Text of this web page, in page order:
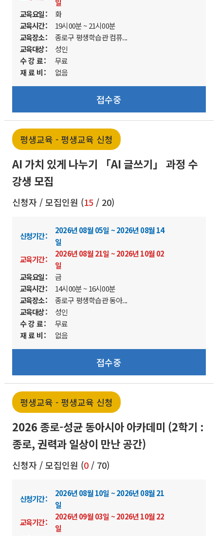
일
교육요일 :
화
교육시간 :
19시00분 ~ 21시00분
교육장소 :
종로구 평생학습관 컴퓨...
교육대상 :
성인
수 강 료 :
무료
재 료 비 :
없음
접수중
평생교육 - 평생교육 신청
AI 가치 있게 나누기 「AI 글쓰기」 과정 수
강생 모집
신청자 / 모집인원 (15 / 20)
신청기간 :
2026년 08월 05일 ~ 2026년 08월 14
일
교육기간 :
2026년 08월 21일 ~ 2026년 10월 02
일
교육요일 :
금
교육시간 :
14시00분 ~ 16시00분
교육장소 :
종로구 평생학습관 동아...
교육대상 :
성인
수 강 료 :
무료
재 료 비 :
없음
접수중
평생교육 - 평생교육 신청
2026 종로-성균 동아시아 아카데미 (2학기 :
종로, 권력과 일상이 만난 공간)
신청자 / 모집인원 (0/ 70)
신청기간 :
2026년 08월 10일 ~ 2026년 08월 21
일
교육기간 :
2026년 09월 03일 ~ 2026년 10월 22
일